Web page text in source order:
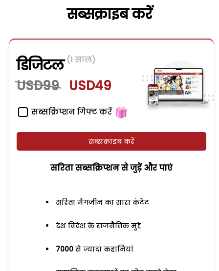
सब्सक्राइब करें
डिजिटल (1 साल)
USD99 USD49
सब्सक्रिप्शन गिफ्ट करें
सब्सक्राइब करें
सरिता सब्सक्रिप्शन से जुड़ेें और पाएं
सरिता मैगजीन का सारा कंटेंट
देश विदेश के राजनैतिक मुद्दे
7000 से ज्यादा कहानियां